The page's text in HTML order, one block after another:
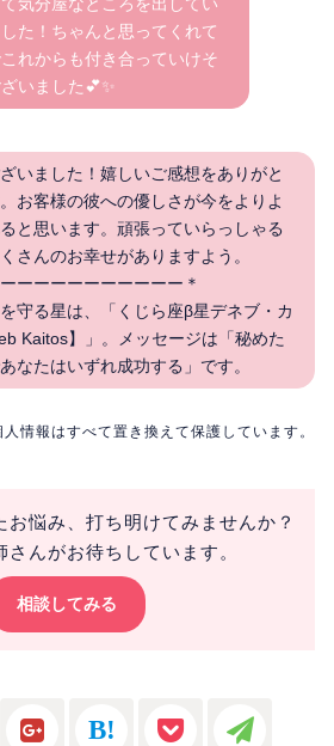
気分屋なところを出してい
た！ちゃんと思ってくれて
れからも付き合っていけそ
いました💕✨
いました！嬉しいご感想をありがと
お客様の彼への優しさが今をよりよ
と思います。頑張っていらっしゃる
さんのお幸せがありますよう。
ーーーーーーーーーー＊
守る星は、「くじら座β星デネブ・カ
Kaitos】」。メッセージは「秘めた
なたはいずれ成功する」です。
情報はすべて置き換えて保護しています。
お悩み、打ち明けてみませんか？
さんがお待ちしています。
相談してみる